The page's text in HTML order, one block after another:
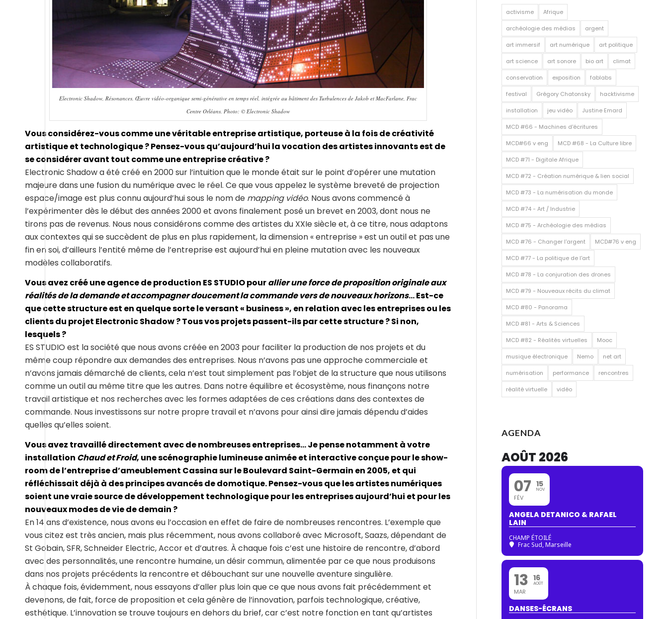
Electronic Shadow, Résonances. Œuvre vidéo-organique semi-générative en temps réel, intégrée au bâtiment des Turbulences de Jakob et MacFarlane, Frac
Centre Orléans. Photo: © Electronic Shadow
Vous considérez-vous comme une véritable entreprise artistique, porteuse à la fois de créativité
artistique et technologique ? Pensez-vous qu’aujourd’hui la vocation des artistes innovants est de
se considérer avant tout comme une entreprise créative ?
Electronic Shadow a été créé en 2000 sur l’intuition que le monde était sur le point d’opérer une mutation
majeure dans une fusion du numérique avec le réel. Ce que vous appelez le système breveté de projection
espace/image est plus connu aujourd’hui sous le nom de mapping vidéo. Nous avons commencé à
l’expérimenter dès le début des années 2000 et avons finalement posé un brevet en 2003, dont nous ne
tirons pas de revenus. Nous nous considérons comme des artistes du XXIe siècle et, à ce titre, nous adaptons
aux contextes qui se succèdent de plus en plus rapidement, la dimension « entreprise » est un outil et pas une
fin en soi, d’ailleurs l’entité même de l’entreprise est aujourd’hui en pleine mutation avec les nouveaux
modèles collaboratifs.
Vous avez créé une agence de production ES STUDIO pourallier une force de proposition originale aux
réalités de la demande et accompagner doucement la commande vers de nouveaux horizons… Est-ce
que cette structure est en quelque sorte le versant « business », en relation avec les entreprises ou les
clients du projet Electronic Shadow ? Tous vos projets passent-ils par cette structure ? Si non,
lesquels ?
ES STUDIO est la société que nous avons créée en 2003 pour faciliter la production de nos projets et du
même coup répondre aux demandes des entreprises. Nous n’avons pas une approche commerciale et
n’avons jamais démarché de clients, cela n’est tout simplement pas l’objet de la structure que nous utilisons
comme un outil au même titre que les autres. Dans notre équilibre et écosystème, nous finançons notre
travail artistique et nos recherches avec les formes adaptées de ces créations dans des contextes de
commande. Nous investissons sur notre propre travail et n’avons pour ainsi dire jamais dépendu d’aides
quelles qu’elles soient.
Vous avez travaillé directement avec de nombreuses entreprises… Je pense notamment à votre
installation Chaud et Froid, une scénographie lumineuse animée et interactive conçue pour le show-
room de l’entreprise d’ameublement Cassina sur le Boulevard Saint-Germain en 2005, et qui
réfléchissait déjà à des principes avancés de domotique. Pensez-vous que les artistes numériques
soient une vraie source de développement technologique pour les entreprises aujourd’hui et pour les
nouveaux modes de vie de demain ?
En 14 ans d’existence, nous avons eu l’occasion en effet de faire de nombreuses rencontres. L’exemple que
vous citez est très ancien, mais plus récemment, nous avons collaboré avec Microsoft, Saazs, dépendant de
St Gobain, SFR, Schneider Electric, Accor et d’autres. À chaque fois c’est une histoire de rencontre, d’abord
avec des personnalités, une rencontre humaine, un désir commun, alimentée par ce que nous produisons
dans nos projets précédents la rencontre et débouchant sur une nouvelle aventure singulière.
À chaque fois, évidemment, nous essayons d’aller plus loin que ce que nous avons fait précédemment et
devenons, de fait, force de proposition et cela génère de l’innovation, parfois technologique, créative,
esthétique. L’innovation se trouve toujours en dehors du brief, car c’est notre fonction en tant qu’artistes
activisme Afrique
archéologie des médias argent
art immersif art numérique art politique
art science art sonore bio art climat
conservation exposition fablabs
festival Grégory Chatonsky hacktivisme
installation jeu vidéo Justine Emard
MCD #66 - Machines d'écritures
MCD#66 v eng MCD #68 - La Culture libre
MCD #71 - Digitale Afrique
MCD #72 - Création numérique & lien social
MCD #73 - La numérisation du monde
MCD #74 - Art / Industrie
MCD #75 - Archéologie des médias
MCD #76 - Changer l'argent MCD#76 v eng
MCD #77 - La politique de l'art
MCD #78 - La conjuration des drones
MCD #79 - Nouveaux récits du climat
MCD #80 - Panorama
MCD #81 - Arts & Sciences
MCD #82 - Réalités virtuelles Mooc
musique électronique Nemo net art
numérisation performance rencontres
réalité virtuelle vidéo
AGENDA
AOÛT 2026
07
FÉV
15
NOV
ANGELA DETANICO & RAFAEL
LAIN
CHAMP ÉTOILÉ
Frac Sud, Marseille
13
MAR
16
AOÛT
DANSES-ÉCRANS